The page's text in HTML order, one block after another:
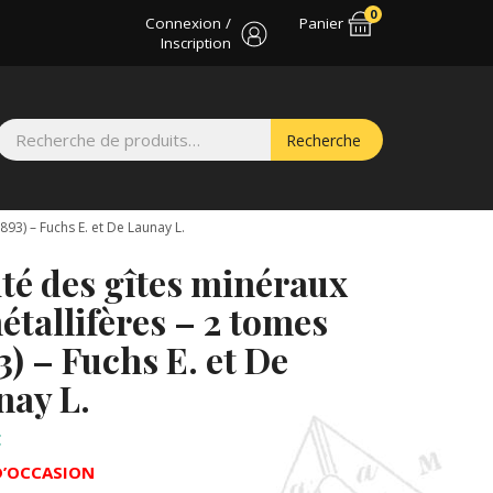
Connexion /
Inscription
Panier
0
Recherche
pour :
Recherche
– Fuchs E. et De Launay L.
des gîtes minéraux
– 2 tomes
– Fuchs E. et De
L.